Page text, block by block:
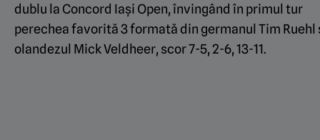
dublu la Concord Iași Open, învingând în primul tur
perechea favorită 3 formată din germanul Tim Ruehl
olandezul Mick Veldheer, scor 7-5, 2-6, 13-11.